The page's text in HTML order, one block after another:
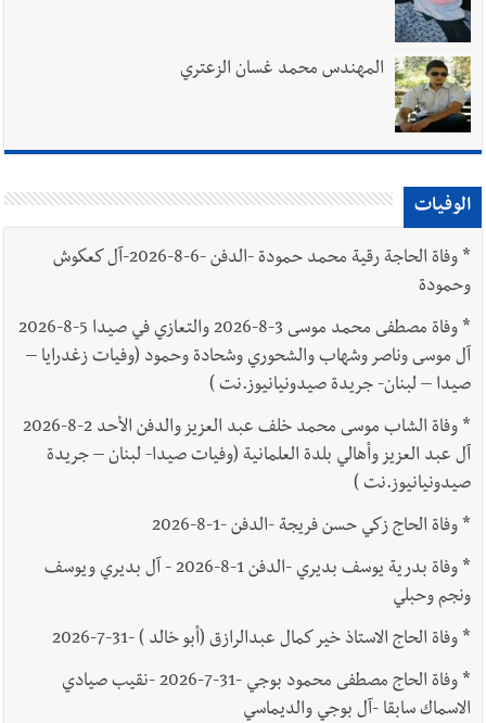
المهندس محمد غسان الزعتري
الوفيات
*
وفاة الحاجة رقية محمد حمودة -الدفن -6-8-2026-آل كعكوش
وحمودة
*
وفاة مصطفى محمد موسى 3-8-2026 والتعازي في صيدا 5-8-2026
آل موسى وناصر وشهاب والشحوري وشحادة وحمود (وفيات زغدرايا –
صيدا – لبنان- جريدة صيدونيانيوز.نت )
*
وفاة الشاب موسى محمد خلف عبد العزيز والدفن الأحد 2-8-2026
آل عبد العزيز وأهالي بلدة العلمانية (وفيات صيدا- لبنان – جريدة
صيدونيانيوز.نت )
*وفاة الحاج زكي حسن فريجة -الدفن -1-8-2026
*
وفاة بدرية يوسف بديري -الدفن 1-8-2026 - آل بديري ويوسف
ونجم وحبلي
*وفاة الحاج الاستاذ خير كمال عبدالرازق (أبو خالد ) -31-7-2026
*
وفاة الحاج مصطفى محمود بوجي -31-7-2026 -نقيب صيادي
الاسماك سابقا -آل بوجي والديماسي